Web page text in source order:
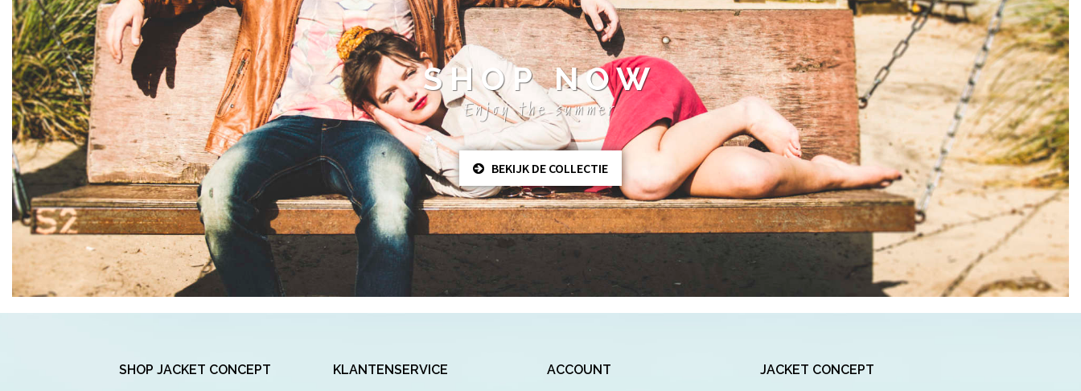
SHOP NOW
Enjoy the summer
BEKIJK DE COLLECTIE
SHOP JACKET CONCEPT KLANTENSERVICE ACCOUNT JACKET CONCEPT